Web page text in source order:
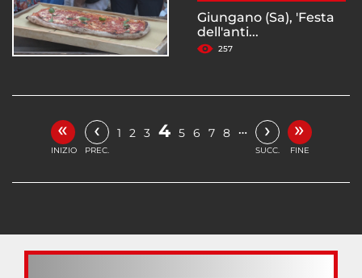
Giungano (Sa), 'Festa
dell'anti...
257
«
INIZIO
‹
PREC.
1 2 3 4 5 6 7 8 … ›
SUCC.
»
FINE